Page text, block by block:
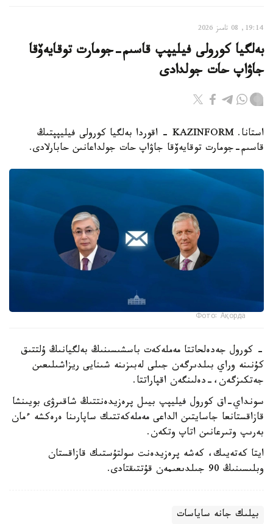
19:14, 08 تامىز 2026
بەلگيا كورولى فيليپپ قاسىم-جومارت توقايەۆقا
جاۋاپ حات جولدادى
استانا. KAZINFORM - اقوردا بەلگيا كورولى فيليپپتىڭ
قاسىم-جومارت توقايەۆقا جاۋاپ حات جولداعانىن حابارلادى.
Фото: Ақорда
- كورول جەدەلحاتتا مەملەكەت باسشىسىنىڭ بەلگيانىڭ ۇلتتىق
كۇنىنە وراي بىلدىرگەن جىلى لەبىزىنە شىنايى ريزاشىلىعىن
جەتكىزگەن،-دەلىنگەن اقپاراتتا.
سونداي-اق كورول فيليپپ بيىل پرەزيدەنتتىڭ شاقىرۋى بويىنشا
قازاقستانعا جاسايتىن الداعى مەملەكەتتىك ساپارىنا ەرەكشە ءمان
بەرىپ وتىرعانىن اتاپ وتكەن.
ايتا كەتەيىك، كەشە پرەزيدەنت سولتۇستىك قازاقستان
وبلىسىنىڭ 90 جىلدىعىمەن قۇتتىقتادى.
بيلىك جانە ساياسات